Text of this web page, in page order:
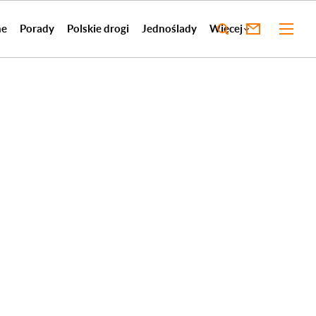
Porady Polskie drogi Jednoślady Więcej